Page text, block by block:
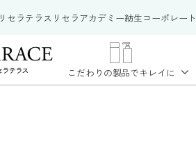
リセラテラス リセラアカデミー紡生コーポレート
こだわりの製品でキレイに